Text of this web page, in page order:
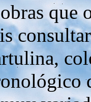
que